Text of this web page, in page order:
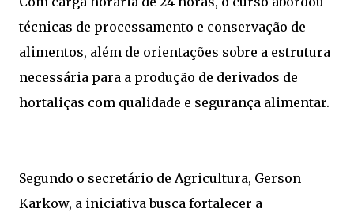
técnicas de processamento e conservação de
alimentos, além de orientações sobre a estrutura
necessária para a produção de derivados de
hortaliças com qualidade e segurança alimentar.
Segundo o secretário de Agricultura, Gerson
Karkow, a iniciativa busca fortalecer a